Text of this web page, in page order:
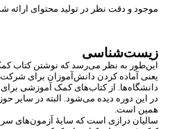
موجود و دقت نظر در تولید محتوای ارائه
زیستشناسی
اینطور به نظر میرسد که نوشتن کتاب
یعنی آماده کردن دانش آموزان برای
دانشگاهها. از کتابهای کمک آموزشی
در این دوره دیده میشود. البته در سایر
همین است.
سالیان درازی است که سایۀ آزمونهای